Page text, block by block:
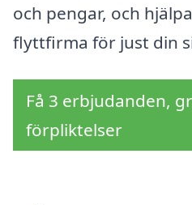
och pengar, och
flyttfirma för just din
Få 3 erbjudanden,
förpliktelser